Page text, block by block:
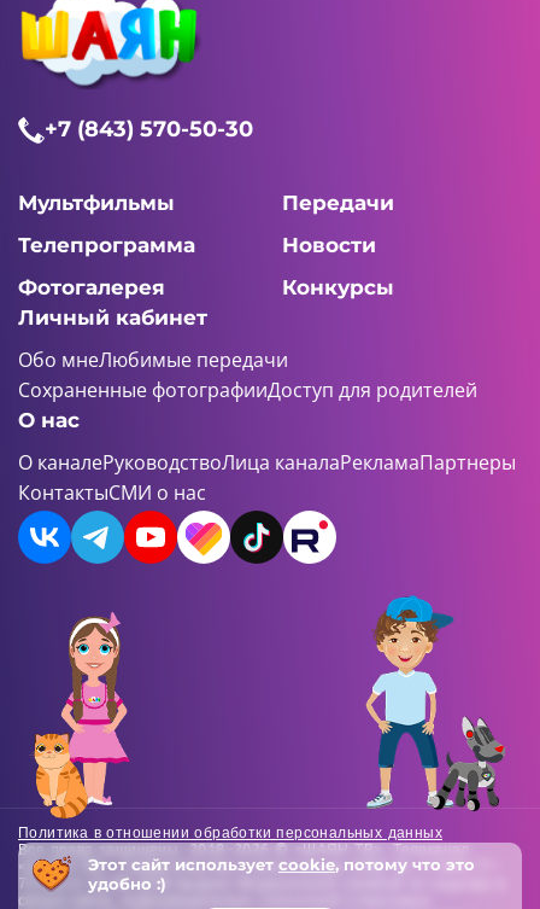
+7 (843) 570-50-30
Мультфильмы
Передачи
Телепрограмма
Новости
Фотогалерея
Конкурсы
Личный кабинет
Обо мнеЛюбимые передачи
Сохраненные фотографииДоступ для родителей
О нас
О каналеРуководствоЛица каналаРекламаПартнеры
КонтактыСМИ о нас
Политика в отношении обработки персональных данных
Все права защищены. 2018-2026 © «ШАЯН ТВ». Телеканал
«ШАЯН ТВ» , Свидетельство о регистрации СМИ Эл-Л №ФС77-
73138 от 22.06.2018 выдано Федеральной службой по надзору в
сфере связи, информационных технологий и массовых
Этот сайт использует cookie, потому что это
удобно :)